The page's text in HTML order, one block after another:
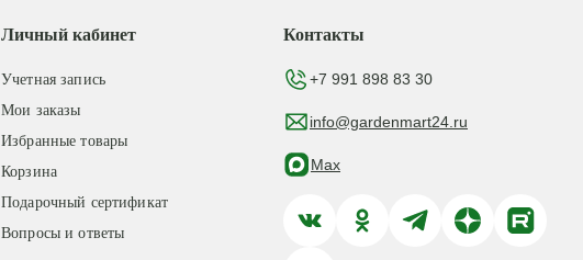
Личный кабинет
Учетная запись
Мои заказы
Избранные товары
Корзина
Подарочный сертификат
Вопросы и ответы
Контакты
+7 991 898 83 30
info@gardenmart24.ru
Max